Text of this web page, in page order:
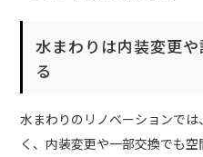
水まわりは内装変更
る
水まわりのリノベーションで
く、内装変更や一部交換でも